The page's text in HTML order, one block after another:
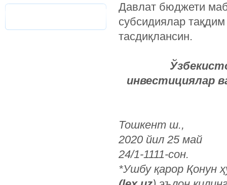
Давлат бюджети
субсидиялар
тасдиқлансин.
Ў
инвестициялар
Тошкент ш.,
2020 йил 25 май
24/1-1111-сон.
*Ушбу қарор Қонун